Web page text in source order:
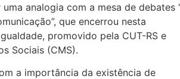
analogia com a mesa de debates
que encerrou nesta
promovido pela CUT-RS e
Sociais (CMS).
a importância da existência de